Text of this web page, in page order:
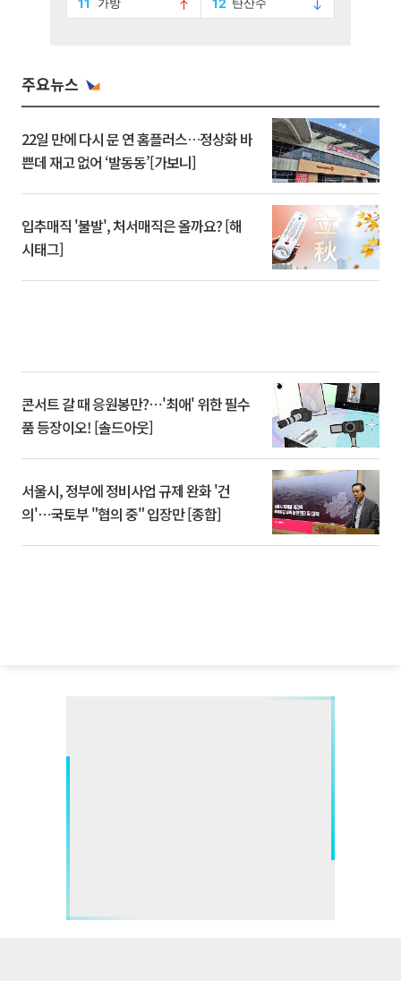
주요뉴스
22일 만에 다시 문 연 홈플러스…정상화 바
쁜데 재고 없어 ‘발동동’[가보니]
입추매직 '불발', 처서매직은 올까요? [해
시태그]
콘서트 갈 때 응원봉만?⋯'최애' 위한 필수
품 등장이오! [솔드아웃]
서울시, 정부에 정비사업 규제 완화 '건
의'⋯국토부 "협의 중" 입장만 [종합]